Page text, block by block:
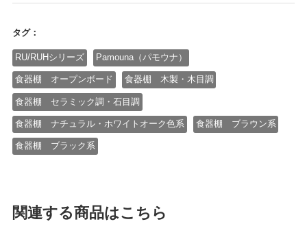
タグ：
RU/RUHシリーズ Pamouna（パモウナ）
食器棚 オープンボード 食器棚 木製・木目調
食器棚 セラミック調・石目調
食器棚 ナチュラル・ホワイトオーク色系 食器棚 ブラウン系
食器棚 ブラック系
関連する商品はこちら